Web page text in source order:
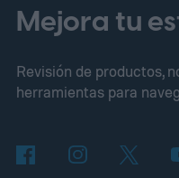
Mejora tu
Revisión de productos,
herramientas para